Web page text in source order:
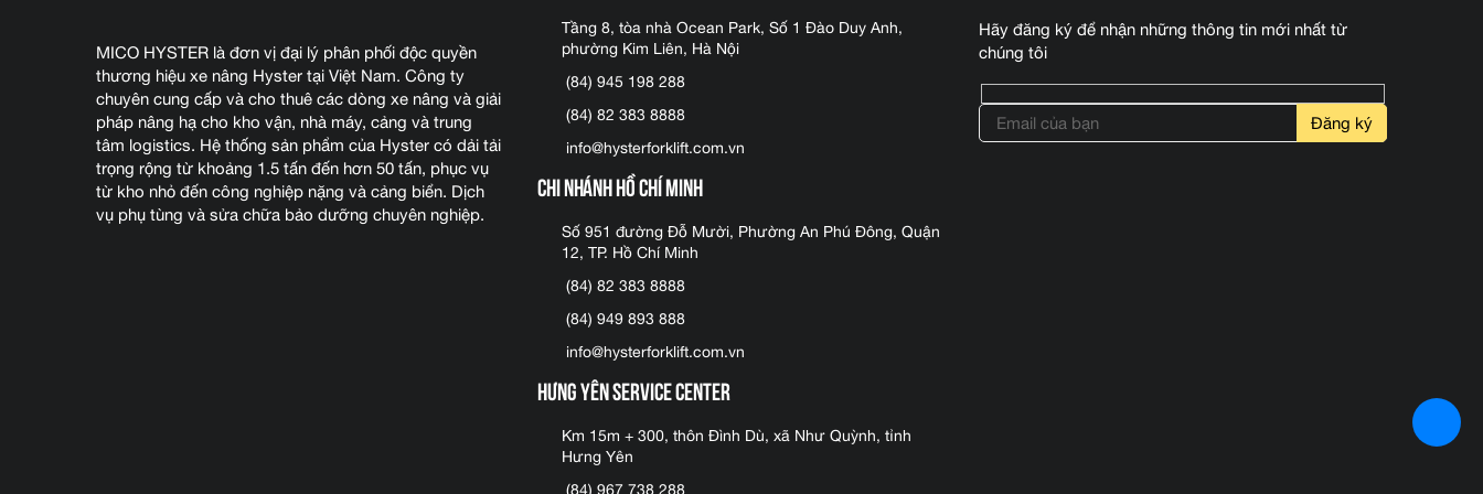
MICO HYSTER là đơn vị đại lý phân phối độc quyền
thương hiệu xe nâng Hyster tại Việt Nam. Công ty
chuyên cung cấp và cho thuê các dòng xe nâng và giải
pháp nâng hạ cho kho vận, nhà máy, cảng và trung
tâm logistics. Hệ thống sản phẩm của Hyster có dải tải
trọng rộng từ khoảng 1.5 tấn đến hơn 50 tấn, phục vụ
từ kho nhỏ đến công nghiệp nặng và cảng biển. Dịch
vụ phụ tùng và sửa chữa bảo dưỡng chuyên nghiệp.
Tầng 8, tòa nhà Ocean Park, Số 1 Đào Duy Anh,
phường Kim Liên, Hà Nội
(84) 945 198 288
(84) 82 383 8888
info@hysterforklift.com.vn
Chi nhánh Hồ Chí Minh
Số 951 đường Đỗ Mười, Phường An Phú Đông, Quận
12, TP. Hồ Chí Minh
(84) 82 383 8888
(84) 949 893 888
info@hysterforklift.com.vn
Hưng Yên Service Center
Km 15m + 300, thôn Đình Dù, xã Như Quỳnh, tỉnh
Hưng Yên
(84) 967 738 288
Hãy đăng ký để nhận những thông tin mới nhất từ
chúng tôi